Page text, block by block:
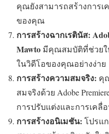
คุณยังสามารถสร้างการ
ของคุณ
การสร้างฉากเรตินัส:
Mawto มีคุณสมบัติที่ช่วยใ
ในวิดีโอของคุณอย่างง่าย
การสร้างความสมจริง: คุ
สมจริงด้วย Adobe
การปรับแต่งและการเคลื่
การสร้างอนิเมชัน: โปรแ